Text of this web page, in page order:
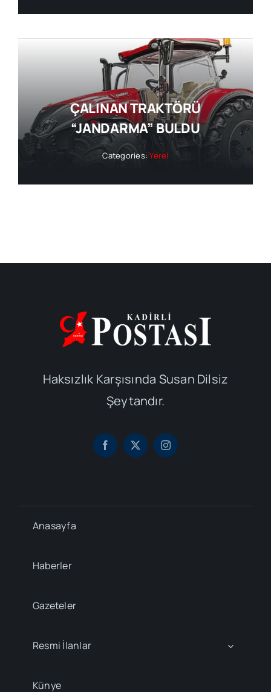
ÇALINAN TRAKTÖRÜ
“JANDARMA” BULDU
Categories:Yerel
Haksızlık Karşısında Susan Dilsiz
Şeytandır.
Anasayfa
Haberler
Gazeteler
Resmi İlanlar
Künye